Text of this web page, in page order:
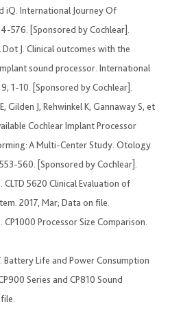
iQ. International Journey Of
576. [Sponsored by Cochlear].
Dot J. Clinical outcomes with the
sound processor. International
1-10. [Sponsored by Cochlear].
Gilden J, Rehwinkel K, Gannaway S, et
Cochlear Implant Processor
A Multi-Center Study. Otology
560. [Sponsored by Cochlear].
5620 Clinical Evaluation of
2017, Mar; Data on file.
Processor Size Comparison.
Battery Life and Power Consumption
Series and CP810 Sound